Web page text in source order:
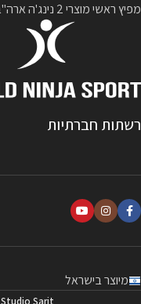
מפיץ ראשי מוצרי 2 נינג'ה ארה"ב
רשתות חברתיות
מיוצר בישראל